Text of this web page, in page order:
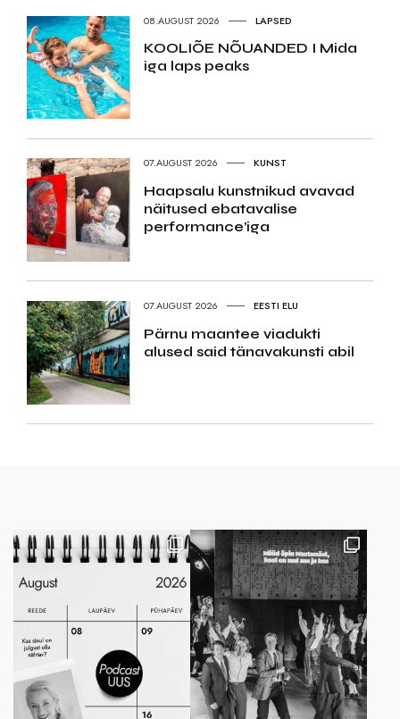
08.AUGUST 2026 LAPSED
KOOLIÕE NÕUANDED I Mida
iga laps peaks
07.AUGUST 2026 KUNST
Haapsalu kunstnikud avavad
näitused ebatavalise
performance’iga
07.AUGUST 2026 EESTI ELU
Pärnu maantee viadukti
alused said tänavakunsti abil